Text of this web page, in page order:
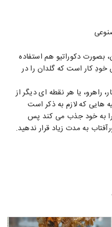
بصورت دکوراتیو هم استفاده
کار است که گلدان را در
راهرو، یا هر نقطه ای دیگر از
هایی که لازم به ذکر است
را به خود جذب می کند پس
به مدت زیاد قرار ندهید.